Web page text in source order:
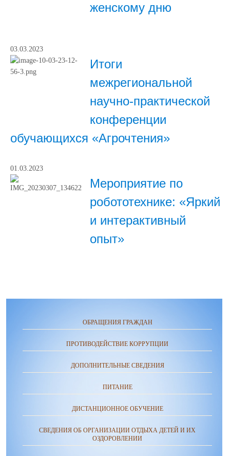
женскому дню
03.03.2023
Итоги
межрегиональной
научно-практической
конференции
обучающихся «Агрочтения»
01.03.2023
Мероприятие по
робототехнике: «Яркий
и интерактивный
опыт»
ОБРАЩЕНИЯ ГРАЖДАН
ПРОТИВОДЕЙСТВИЕ КОРРУПЦИИ
ДОПОЛНИТЕЛЬНЫЕ СВЕДЕНИЯ
ПИТАНИЕ
ДИСТАНЦИОННОЕ ОБУЧЕНИЕ
СВЕДЕНИЯ ОБ ОРГАНИЗАЦИИ ОТДЫХА ДЕТЕЙ И ИХ
ОЗДОРОВЛЕНИИ